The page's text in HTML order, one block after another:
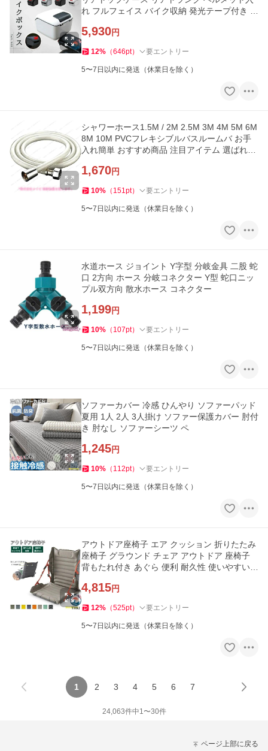
れ フルフェイス バイク収納 発光テープ付き 収
5,930円
12% （646pt） 要エントリー
5〜7日以内に発送（休業日を除く）
シャワーホース1.5M / 2M 2.5M 3M 4M 5M 6M
8M 10M PVCフレキシブルバスルームバ お手
入れ簡単 おすすめ商品 注目アイテム 選ばれる
1,670円
10% （ 151pt） 要エントリー
5〜7日以内に発送（休業日を除く）
水道ホース ジョイント Y字型 分岐金具 二股 蛇
口 2方向 ホース 分岐コネクター Y型 蛇口ニッ
プル双方向 散水ホース コネクター
1,199円
10% （ 107pt） 要エントリー
5〜7日以内に発送（休業日を除く）
ソファーカバー 冷感 ひんやり ソファーパッド
夏用 1人 2人 3人掛け ソファー保護カバー 肘付
き 肘なし ソファーシーツ ペ
1,245円
10% （ 112pt） 要エントリー
5〜7日以内に発送（休業日を除く）
アウトドア座椅子 エア クッション 折りたたみ
座椅子 グラウンド チェア アウトドア 座椅子
背もたれ付き あぐら 便利 耐久性 使いやすい
4,815円
12% （525pt） 要エントリー
5〜7日以内に発送（休業日を除く）
1 2 3 4 5 6 7
24,063件中1〜30件
ページ上部に戻る